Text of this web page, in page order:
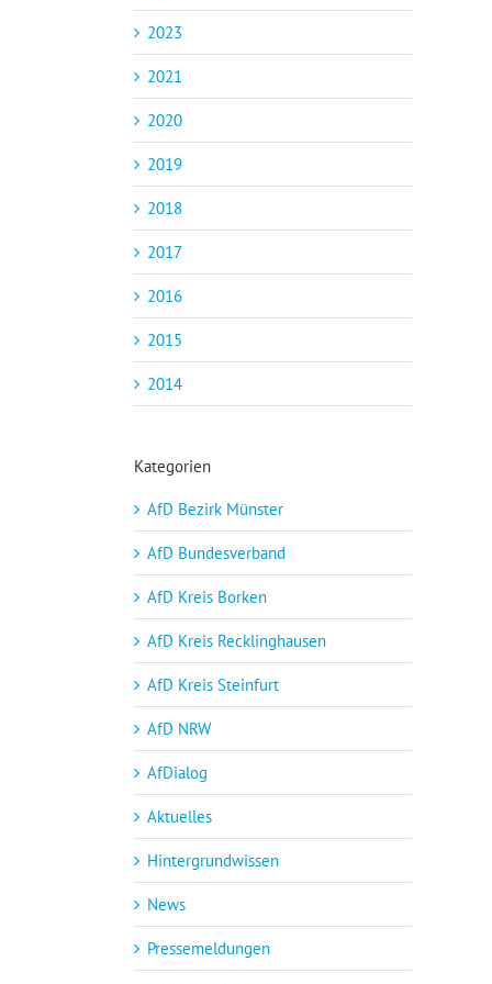
2023
2021
2020
2019
2018
2017
2016
2015
2014
Kategorien
AfD Bezirk Münster
AfD Bundesverband
AfD Kreis Borken
AfD Kreis Recklinghausen
AfD Kreis Steinfurt
AfD NRW
AfDialog
Aktuelles
Hintergrundwissen
News
Pressemeldungen